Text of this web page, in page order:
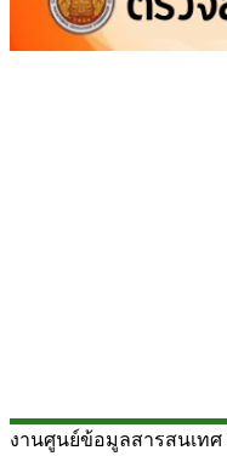
งานศูนย์ข้อมูลสารสนเท